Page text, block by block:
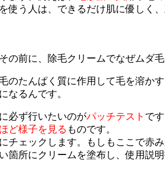
使う人は、できるだけ肌に優しく
の前に、除毛クリームでなぜムダ
のたんぱく質に作用して毛を溶か
なるんです。
必ず行いたいのがパッチテスト で
ど様子を見る ものです。
チェックします。もしもここで赤
箇所にクリームを塗布し、使用説